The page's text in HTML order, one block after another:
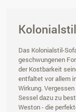
Das Kolonialstil-
geschwungenen
der Kostbarkeit
entfaltet vor allem
Wirkung.
Sessel dazu zu
Weston - die